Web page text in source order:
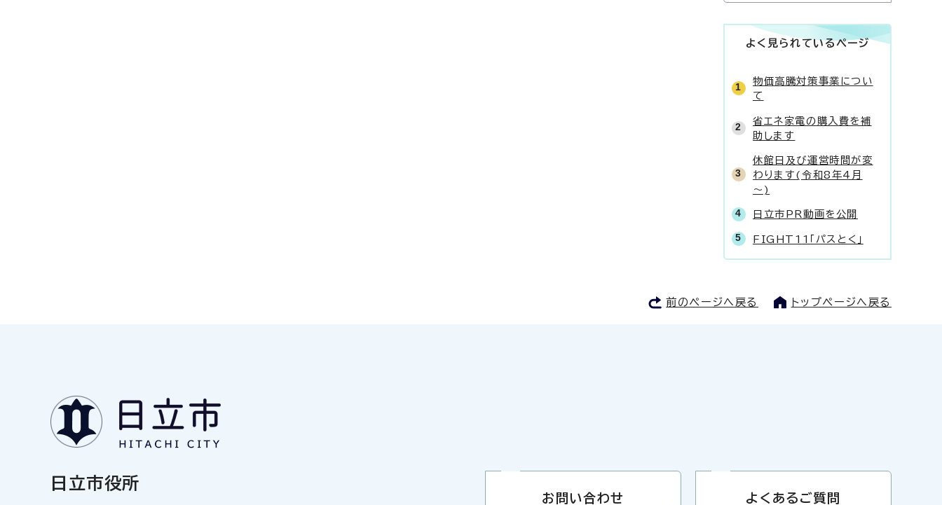
よく見られているページ
物価高騰対策事業につい
て
省エネ家電の購入費を補
助します
休館日及び運営時間が変
わります(令和8年4月
～)
日立市PR動画を公開
FIGHT11「パスとく」
前のページへ戻る トップページへ戻る
日立市役所
お問い合わせ よくあるご質問